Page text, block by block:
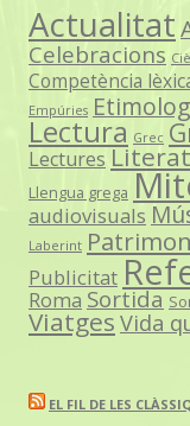
Actualitat
Celebracions
Competència
Empúries
Lectura Grec
Lectures
Llengua grega
audiovisuals
Laberint
Publicitat
Roma Sortida
Viatges Vida
EL FIL DE LES